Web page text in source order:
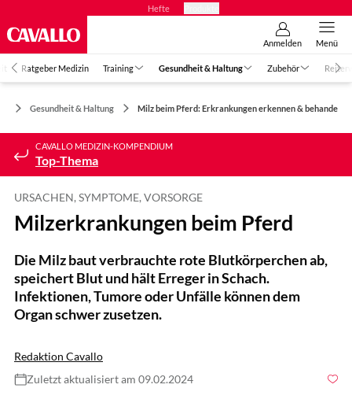
Hefte
Anmelden Menü
Ratgeber Medizin Training Gesundheit & Haltung Zubehör
Gesundheit & Haltung Milz beim Pferd: Erkrankungen erkennen & behandeln
CAVALLO MEDIZIN-KOMPENDIUM
Top-Thema
URSACHEN, SYMPTOME, VORSORGE
Milzerkrankungen beim Pferd
Die Milz baut verbrauchte rote Blutkörperchen ab,
speichert Blut und hält Erreger in Schach.
Infektionen, Tumore oder Unfälle können dem
Organ schwer zusetzen.
Redaktion Cavallo
Zuletzt aktualisiert am 09.02.2024